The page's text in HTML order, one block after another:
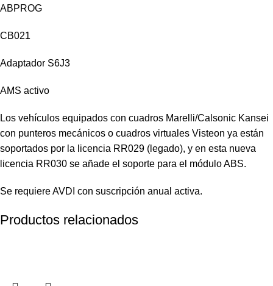
ABPROG
CB021
Adaptador S6J3
AMS activo
Los vehículos equipados con cuadros Marelli/Calsonic Kansei
con punteros mecánicos o cuadros virtuales Visteon ya están
soportados por la licencia RR029 (legado), y en esta nueva
licencia RR030 se añade el soporte para el módulo ABS.
Se requiere AVDI con suscripción anual activa.
Productos relacionados